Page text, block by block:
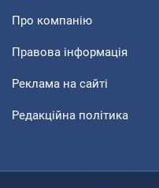
Про компанію
Правова інформація
Реклама на сайті
Редакційна політика